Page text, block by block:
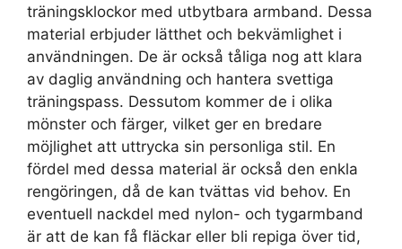
träningsklockor med utbytbara armband. Dessa
material erbjuder lätthet och bekvämlighet i
användningen. De är också tåliga nog att klara
av daglig användning och hantera svettiga
träningspass. Dessutom kommer de i olika
mönster och färger, vilket ger en bredare
möjlighet att uttrycka sin personliga stil. En
fördel med dessa material är också den enkla
rengöringen, då de kan tvättas vid behov. En
eventuell nackdel med nylon- och tygarmband
är att de kan få fläckar eller bli repiga över tid,